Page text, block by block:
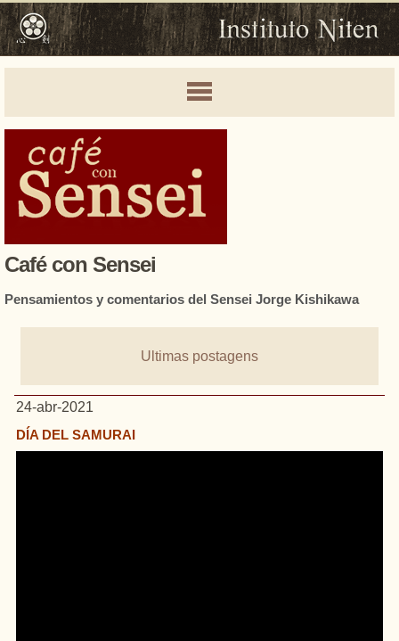
Café con Sensei
Pensamientos y comentarios del Sensei Jorge Kishikawa
Ultimas postagens
24-abr-2021
DÍA DEL SAMURAI